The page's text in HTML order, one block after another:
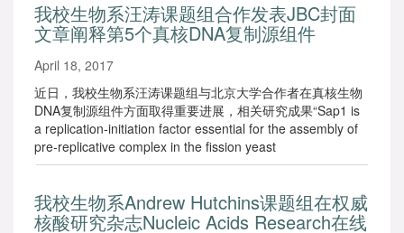
我校生物系汪涛课题组合作发表JBC封面
文章阐释第5个真核DNA复制源组件
April 18, 2017
近日，我校生物系汪涛课题组与北京大学合作者在真核生物
DNA复制源组件方面取得重要进展，相关研究成果“Sap1 is
a replication-initiation factor essential for the assembly of
pre-replicative complex in the fission yeast
Schizosaccharomyces pombe”在期刊The Journal of
我校生物系Andrew Hutchins课题组在权威
核酸研究杂志Nucleic Acids Research在线